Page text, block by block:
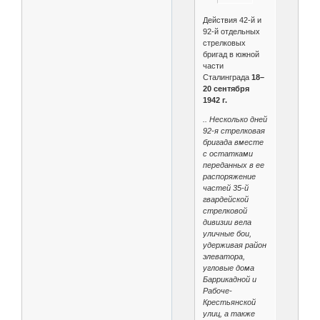
Действия 42-й и
92-й отдельных
стрелковых
бригад в южной
части
Сталинграда 18–
20 сентября
1942 г.
.. Несколько дней
92-я стрелковая
бригада вместе
с остатками
переданных в ее
распоряжение
частей 35-й
гвардейской
стрелковой
дивизии вела
уличные бои,
удерживая район
элеватора,
угловые дома
Баррикадной и
Рабоче-
Крестьянской
улиц, а также